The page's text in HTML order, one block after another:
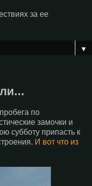
за ее
▼
по
замочки и
субботу припасть к
И вот что из